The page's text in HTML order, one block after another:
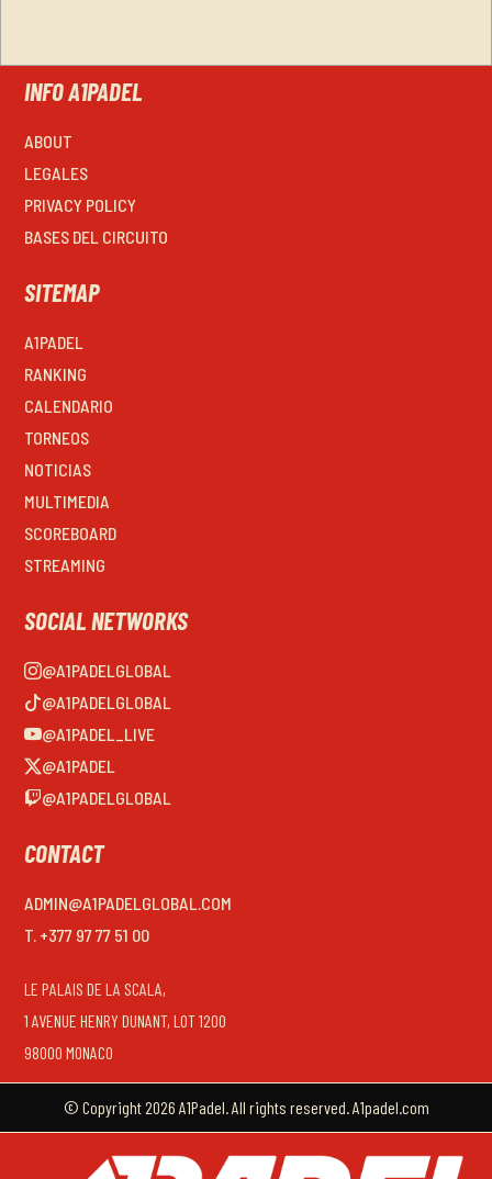
INFO A1PADEL
ABOUT
LEGALES
PRIVACY POLICY
BASES DEL CIRCUITO
SITEMAP
A1PADEL
RANKING
CALENDARIO
TORNEOS
NOTICIAS
MULTIMEDIA
SCOREBOARD
STREAMING
SOCIAL NETWORKS
@A1PADELGLOBAL
@A1PADELGLOBAL
@A1PADEL_LIVE
@A1PADEL
@A1PADELGLOBAL
CONTACT
ADMIN@A1PADELGLOBAL.COM
T. +377 97 77 51 00
LE PALAIS DE LA SCALA,
1 AVENUE HENRY DUNANT, LOT 1200
98000 MONACO
© Copyright 2026 A1Padel. All rights reserved. A1padel.com